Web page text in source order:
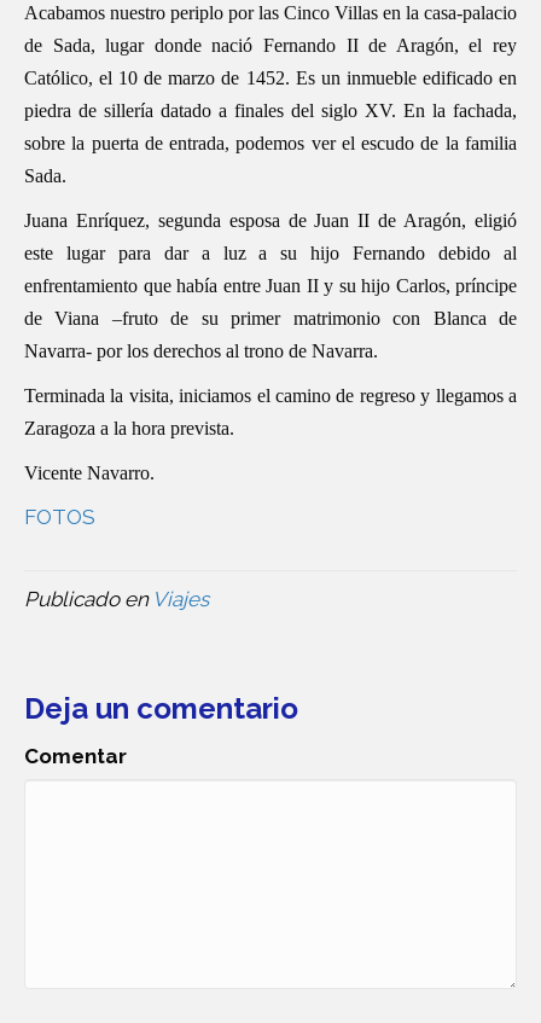
Acabamos nuestro periplo por las Cinco Villas en la casa-palacio
de Sada, lugar donde nació Fernando II de Aragón, el rey
Católico, el 10 de marzo de 1452. Es un inmueble edificado en
piedra de sillería datado a finales del siglo XV. En la fachada,
sobre la puerta de entrada, podemos ver el escudo de la familia
Sada.
Juana Enríquez, segunda esposa de Juan II de Aragón, eligió
este lugar para dar a luz a su hijo Fernando debido al
enfrentamiento que había entre Juan II y su hijo Carlos, príncipe
de Viana –fruto de su primer matrimonio con Blanca de
Navarra- por los derechos al trono de Navarra.
Terminada la visita, iniciamos el camino de regreso y llegamos a
Zaragoza a la hora prevista.
Vicente Navarro.
FOTOS
Publicado en Viajes
Deja un comentario
Comentar